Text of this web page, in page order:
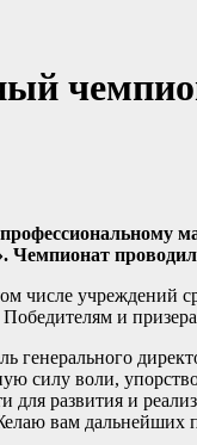
Чемпионат
числе учреждений
и
силу воли,
развития и
вам дальнейших